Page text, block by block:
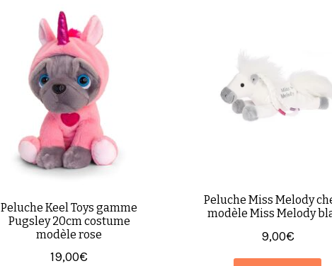
Peluche Keel Toys gamme
Pugsley 20cm costume
modèle rose
19,00€
Peluche Miss Melody
modèle Miss Melody
9,00€